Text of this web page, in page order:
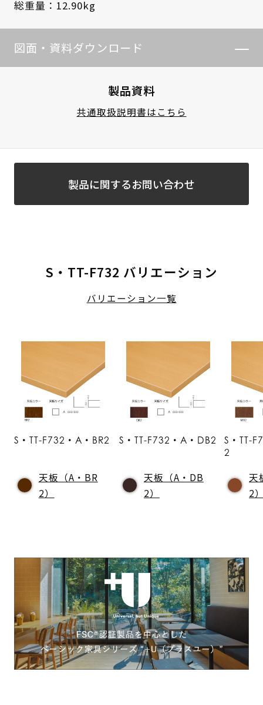
総重量：12.90kg
図面・資料ダウンロード
製品資料
共通取扱説明書はこちら
製品に関するお問い合わせ
S・TT-F732 バリエーション
バリエーション一覧
S・TT-F732・A・BR2
天板（A・BR
2）
S・TT-F732・A・DB2
天板（A・DB
2）
S・TT-
2
天
2